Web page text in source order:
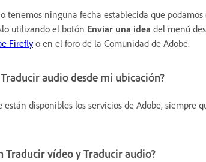
tenemos ninguna fecha establecida que podamos
utilizando el botón Enviar una idea del menú
Fireflyo en el foro de la Comunidad de Adobe.
audio desde mi ubicación?
disponibles los servicios de Adobe, siempre
Traducir vídeo y Traducir audio?